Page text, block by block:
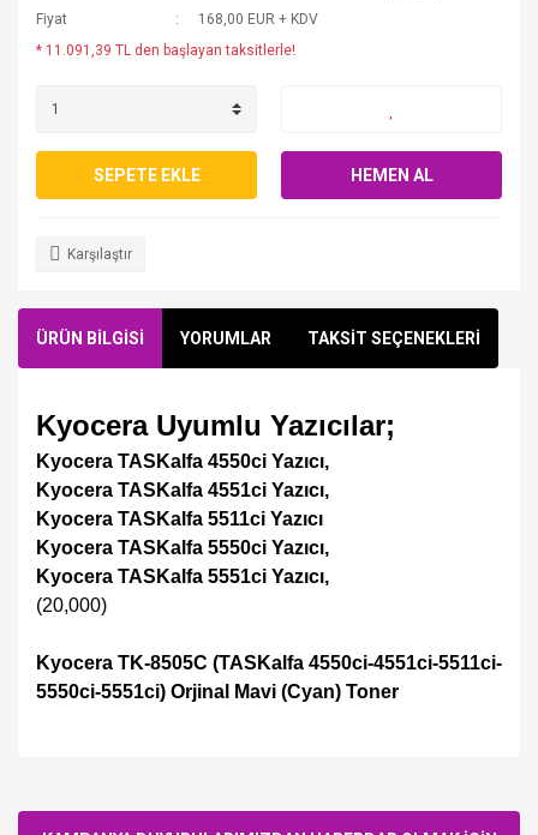
Fiyat
168,00 EUR + KDV
* 11.091,39 TL den başlayan taksitlerle!
SEPETE EKLE HEMEN AL
Karşılaştır
ÜRÜN BİLGİSİ YORUMLAR TAKSİT SEÇENEKLERİ
Kyocera Uyumlu Yazıcılar;
Kyocera TASKalfa 4550ci Yazıcı,
Kyocera TASKalfa 4551ci Yazıcı,
Kyocera TASKalfa 5511ci Yazıcı
Kyocera TASKalfa 5550ci Yazıcı,
Kyocera TASKalfa 5551ci Yazıcı,
(20,000)
Kyocera TK-8505C (TASKalfa 4550ci-4551ci-5511ci-
5550ci-5551ci) Orjinal Mavi (Cyan) Toner